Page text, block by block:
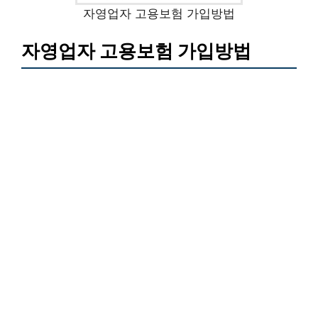
자영업자 고용보험 가입방법
자영업자 고용보험 가입방법